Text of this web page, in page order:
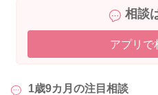
相談
アプリで
1歳9カ月の注目相談